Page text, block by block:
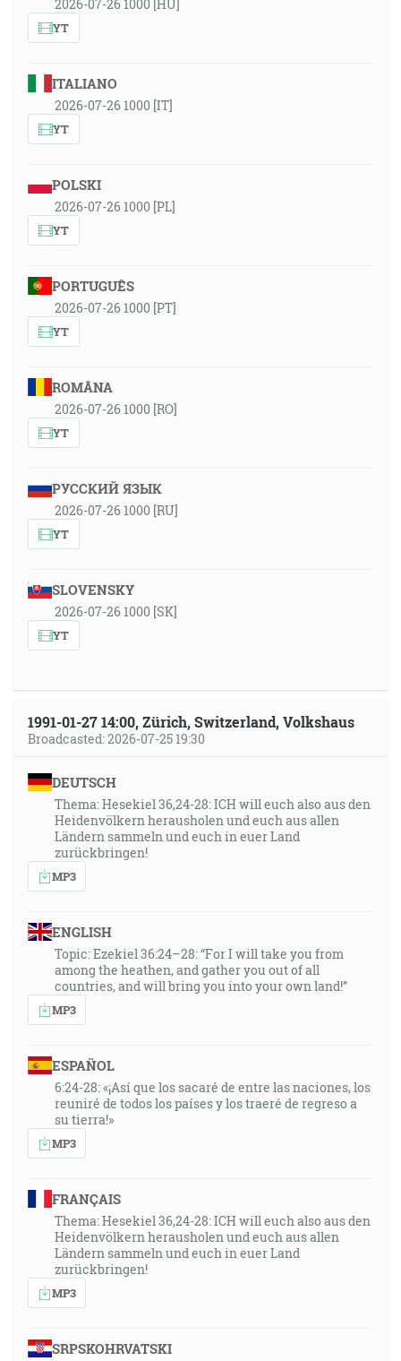
2026-07-26 1000 [HU]
YT
ITALIANO
2026-07-26 1000 [IT]
YT
POLSKI
2026-07-26 1000 [PL]
YT
PORTUGUÊS
2026-07-26 1000 [PT]
YT
ROMÂNA
2026-07-26 1000 [RO]
YT
РУССКИЙ ЯЗЫК
2026-07-26 1000 [RU]
YT
SLOVENSKY
2026-07-26 1000 [SK]
YT
1991-01-27 14:00, Zürich, Switzerland, Volkshaus
Broadcasted: 2026-07-25 19:30
DEUTSCH
Thema: Hesekiel 36,24-28: ICH will euch also aus den
Heidenvölkern herausholen und euch aus allen
Ländern sammeln und euch in euer Land
zurückbringen!
MP3
ENGLISH
Topic: Ezekiel 36:24–28: “For I will take you from
among the heathen, and gather you out of all
countries, and will bring you into your own land!”
MP3
ESPAÑOL
6:24-28: «¡Así que los sacaré de entre las naciones, los
reuniré de todos los países y los traeré de regreso a
su tierra!»
MP3
FRANÇAIS
Thema: Hesekiel 36,24-28: ICH will euch also aus den
Heidenvölkern herausholen und euch aus allen
Ländern sammeln und euch in euer Land
zurückbringen!
MP3
SRPSKOHRVATSKI